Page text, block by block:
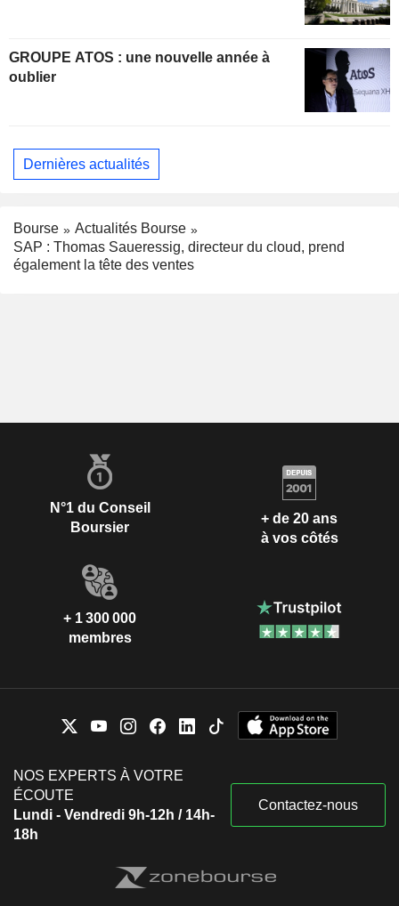
GROUPE ATOS : une nouvelle année à
oublier
Dernières actualités
Bourse
Actualités Bourse
SAP : Thomas Saueressig, directeur du cloud, prend
également la tête des ventes
N°1 du Conseil
Boursier
+ de 20 ans
à vos côtés
+ 1 300 000
membres
NOS EXPERTS À VOTRE
ÉCOUTE
Lundi - Vendredi 9h-12h / 14h-
18h
Contactez-nous